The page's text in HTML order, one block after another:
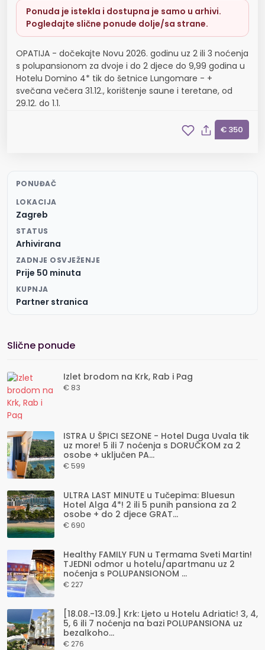
Ponuda je istekla i dostupna je samo u arhivi.
Pogledajte slične ponude dolje/sa strane.
OPATIJA - dočekajte Novu 2026. godinu uz 2 ili 3 noćenja
s polupansionom za dvoje i do 2 djece do 9,99 godina u
Hotelu Domino 4* tik do šetnice Lungomare - +
svečana večera 31.12., korištenje saune i teretane, od
29.12. do 1.1.
€ 350
PONUĐAČ
LOKACIJA
Zagreb
STATUS
Arhivirana
ZADNJE OSVJEŽENJE
Prije 50 minuta
KUPNJA
Partner stranica
Slične ponude
Izlet brodom na Krk, Rab i Pag
€ 83
ISTRA U ŠPICI SEZONE - Hotel Duga Uvala tik
uz more! 5 ili 7 noćenja s DORUČKOM za 2
osobe + uključen PA...
€ 599
ULTRA LAST MINUTE u Tučepima: Bluesun
Hotel Alga 4*! 2 ili 5 punih pansiona za 2
osobe + do 2 djece GRAT...
€ 690
Healthy FAMILY FUN u Termama Sveti Martin!
TJEDNI odmor u hotelu/apartmanu uz 2
noćenja s POLUPANSIONOM ...
€ 227
[18.08.-13.09.] Krk: Ljeto u Hotelu Adriatic! 3, 4,
5, 6 ili 7 noćenja na bazi POLUPANSIONA uz
bezalkoho...
€ 276